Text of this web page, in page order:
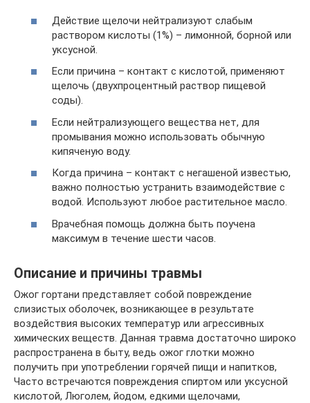
Действие щелочи нейтрализуют слабым
раствором кислоты (1%) – лимонной, борной или
уксусной.
Если причина – контакт с кислотой, применяют
щелочь (двухпроцентный раствор пищевой
соды).
Если нейтрализующего вещества нет, для
промывания можно использовать обычную
кипяченую воду.
Когда причина – контакт с негашеной известью,
важно полностью устранить взаимодействие с
водой. Используют любое растительное масло.
Врачебная помощь должна быть поучена
максимум в течение шести часов.
Описание и причины травмы
Ожог гортани представляет собой повреждение
слизистых оболочек, возникающее в результате
воздействия высоких температур или агрессивных
химических веществ. Данная травма достаточно широко
распространена в быту, ведь ожог глотки можно
получить при употреблении горячей пищи и напитков,
Часто встречаются повреждения спиртом или уксусной
кислотой, Люголем, йодом, едкими щелочами,